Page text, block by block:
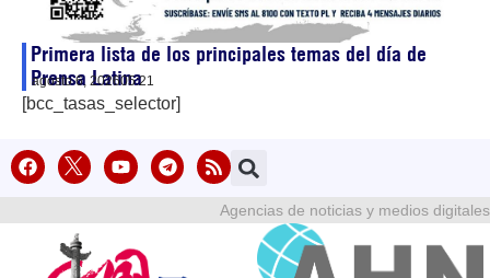
Primera lista de los principales temas del día de
Prensa Latina
agosto 6, 202605:21
[bcc_tasas_selector]
Agencias de noticias y medios digitales